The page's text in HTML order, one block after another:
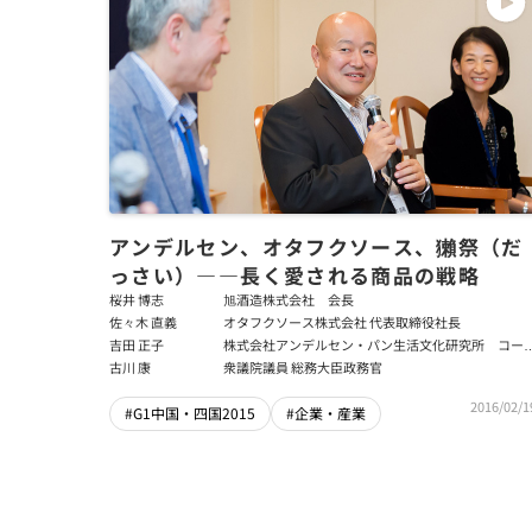
アンデルセン、オタフクソース、獺祭（だ
っさい）――長く愛される商品の戦略
桜井 博志
旭酒造株式会社 会長
佐々木 直義
オタフクソース株式会社 代表取締役社長
吉田 正子
株式会社アンデルセン・パン生活文化研究所 コー
レートアドバイザー
古川 康 衆議院議員 総務大臣政務官
#G1中国・四国2015 #企業・産業 2016/02/